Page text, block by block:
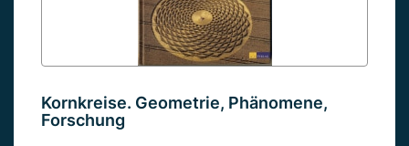
Kornkreise. Geometrie, Phänomene,
Forschung